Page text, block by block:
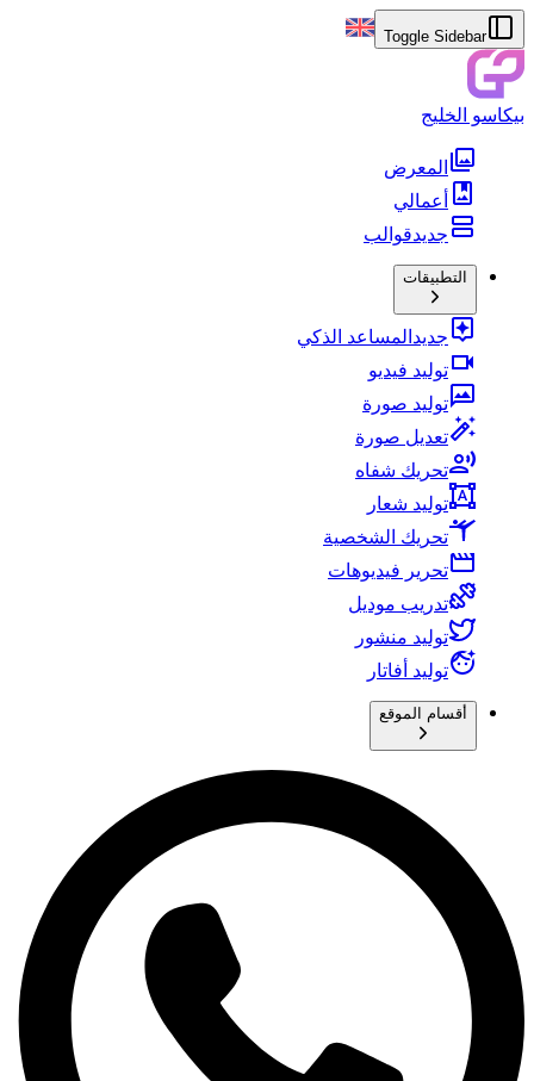
Toggle Sidebar
بيكاسو الخليج
المعرض
أعمالي
جديدقوالب
التطبيقات
جديد المساعد الذكي
توليد فيديو
توليد صورة
تعديل صورة
تحريك شفاه
توليد شعار
تحريك الشخصية
تحرير فيديوهات
تدريب موديل
توليد منشور
توليد أفاتار
أقسام الموقع